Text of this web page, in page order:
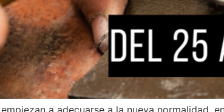
a adecuarse a la nueva normalidad,